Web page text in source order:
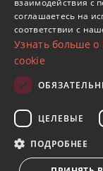
© Copyright
Frank ·Сайт
взаимодействия с
соглашаетесь на
соответствии с
Узнать больше о
cookie
ЦЕЛЕВЫЕ
ПОДРОБНЕЕ